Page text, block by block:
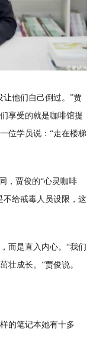
让他们自己倒过。”贾
享受的就是咖啡馆提
位学员说：“走在楼梯
，贾俊的“心灵咖啡
不给戒毒人员设限，这
而是直入内心。“我们
壮成长。”贾俊说。
的笔记本她有十多